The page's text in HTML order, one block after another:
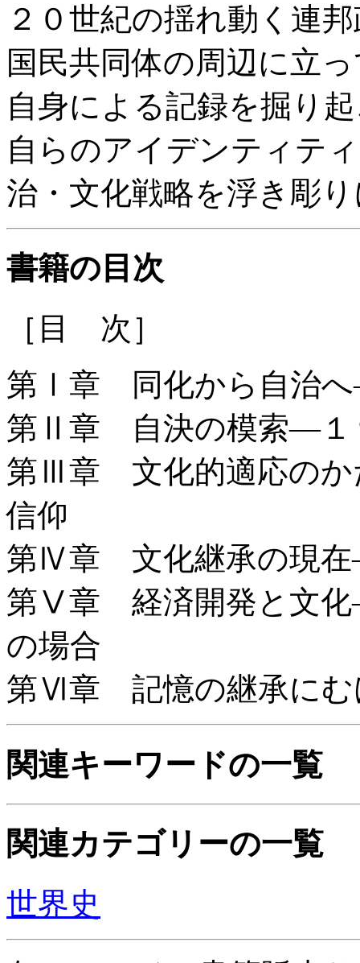
２０世紀の揺れ動く連
国民共同体の周辺に立
自身による記録を掘り
自らのアイデンティテ
治・文化戦略を浮き彫
書籍の目次
［目 次］
第Ⅰ章 同化から自治へ
第Ⅱ章 自決の模索―１
第Ⅲ章 文化的適応のか
信仰
第Ⅳ章 文化継承の現在
第Ⅴ章 経済開発と文化
の場合
第Ⅵ章 記憶の継承にむ
関連キーワードの一覧
関連カテゴリーの一覧
世界史